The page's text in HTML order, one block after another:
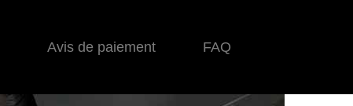
Avis de paiement FAQ